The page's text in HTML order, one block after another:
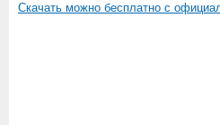
Скачать можно бесплатно с